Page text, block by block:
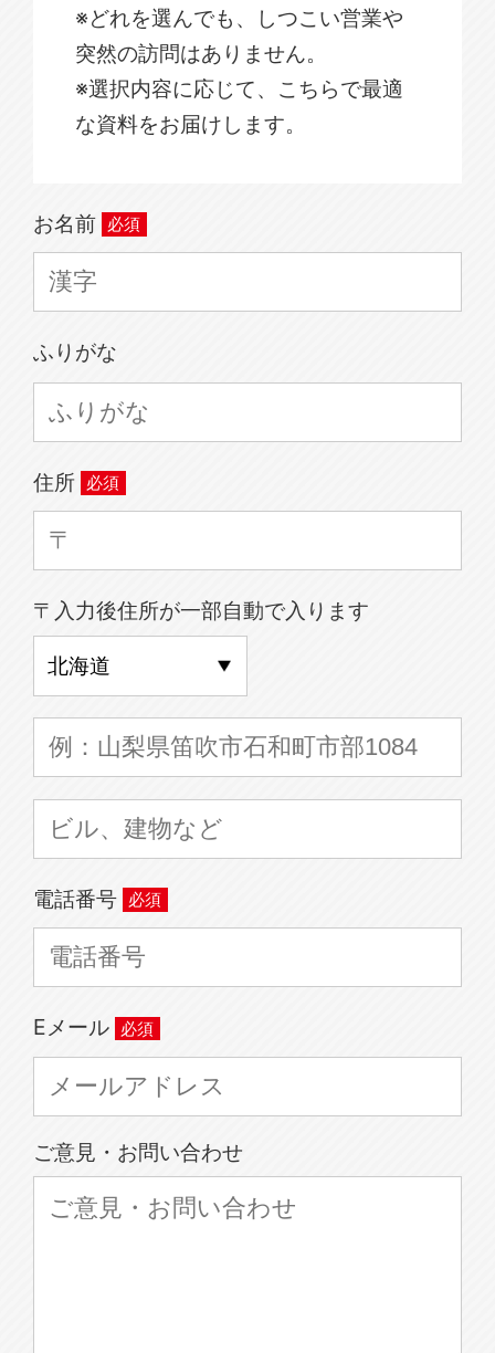
※どれを選んでも、しつこい営業や
突然の訪問はありません。
※選択内容に応じて、こちらで最適
な資料をお届けします。
お名前
ふりがな
住所
〒入力後住所が一部自動で入ります
電話番号
Eメール
ご意見・お問い合わせ